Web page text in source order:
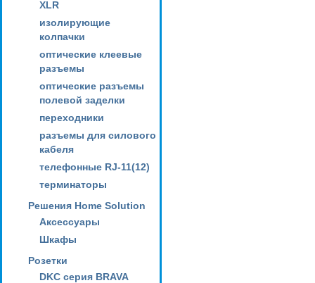
XLR
изолирующие
колпачки
оптические клеевые
разъемы
оптические разъемы
полевой заделки
переходники
разъемы для силового
кабеля
телефонные RJ-11(12)
терминаторы
Решения Home Solution
Аксессуары
Шкафы
Розетки
DKC серия BRAVA